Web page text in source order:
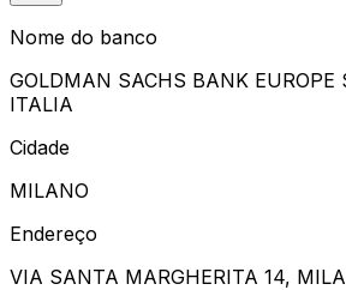
Nome do banco
GOLDMAN SACHS BANK EUROPE
ITALIA
Cidade
MILANO
Endereço
VIA SANTA MARGHERITA 14,